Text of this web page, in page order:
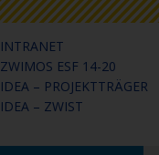
INTRANET
ZWIMOS ESF 14-20
IDEA – PROJEKTTRÄGER
IDEA – ZWIST